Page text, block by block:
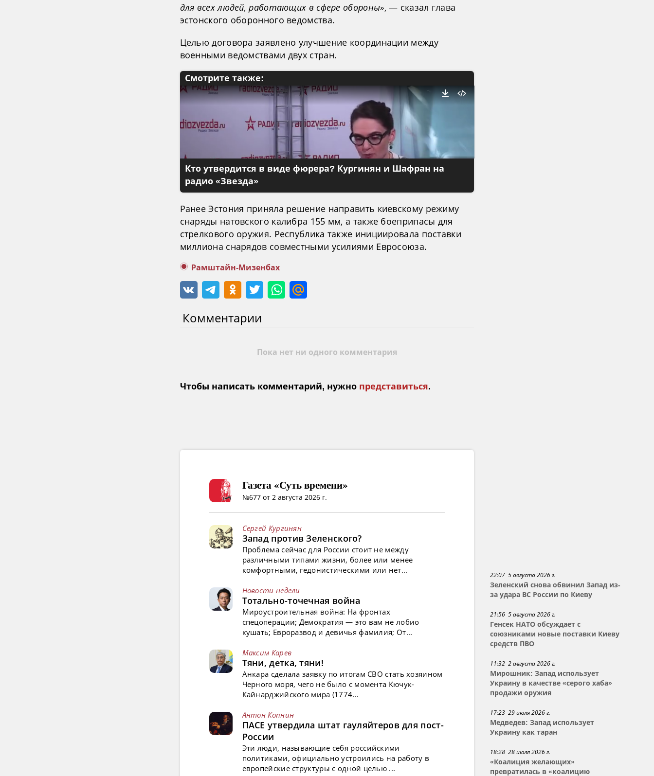
для всех людей, работающих в сфере обороны», — сказал глава
эстонского оборонного ведомства.
Целью договора заявлено улучшение координации между
военными ведомствами двух стран.
Смотрите также:
Кто утвердится в виде фюрера? Кургинян и Шафран на
радио «Звезда»
Ранее Эстония приняла решение направить киевскому режиму
снаряды натовского калибра 155 мм, а также боеприпасы для
стрелкового оружия. Республика также инициировала поставки
миллиона снарядов совместными усилиями Евросоюза.
Рамштайн-Мизенбах
Комментарии
Пока нет ни одного комментария
Чтобы написать комментарий, нужно представиться.
22:07 5 августа 2026 г.
Зеленский снова обвинил Запад из-
за удара ВС России по Киеву
21:56 5 августа 2026 г.
Генсек НАТО обсуждает с
союзниками новые поставки Киеву
средств ПВО
11:32 2 августа 2026 г.
Мирошник: Запад использует
Украину в качестве «серого хаба»
продажи оружия
17:23 29 июля 2026 г.
Медведев: Запад использует
Украину как таран
18:28 28 июля 2026 г.
«Коалиция желающих»
превратилась в «коалицию
Газета «Суть времени»
№677 от 2 августа 2026 г.
Сергей Кургинян
Запад против Зеленского?
Проблема сейчас для России стоит не между
различными типами жизни, более или менее
комфортными, гедонистическими или нет...
Новости недели
Тотально-точечная война
Мироустроительная война: На фронтах
спецоперации; Демократия — это вам не лобио
кушать; Евроразвод и девичья фамилия; От...
Максим Карев
Тяни, детка, тяни!
Анкара сделала заявку по итогам СВО стать хозяином
Черного моря, чего не было с момента Кючук-
Кайнарджийского мира (1774...
Антон Копнин
ПАСЕ утвердила штат гауляйтеров для пост-
России
Эти люди, называющие себя российскими
политиками, официально устроились на работу в
европейские структуры с одной целью ...